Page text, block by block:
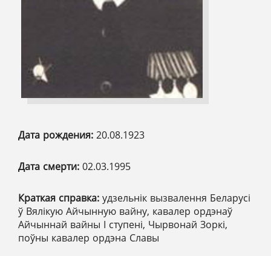
Дата рождения: 20.08.1923
Дата смерти: 02.03.1995
Краткая справка: удзельнік вызвалення Беларусі
ў Вялікую Айчынную вайну, кавалер ордэнаў
Айчыннай вайны І ступені, Чырвонай Зоркі,
поўны кавалер ордэна Славы